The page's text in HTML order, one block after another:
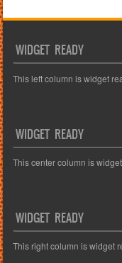
WIDGET READY
This left column is widget
WIDGET READY
This center column is
WIDGET READY
This right column is widget